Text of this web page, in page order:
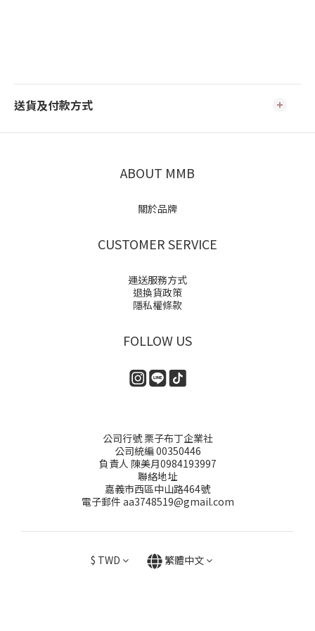
送貨及付款方式
ABOUT MMB
關於品牌
CUSTOMER SERVICE
運送服務方式
退換貨政策
隱私權條款
FOLLOW US
公司行號 栗子布丁企業社
公司統編 00350446
負責人 陳美月0984193997
聯絡地址
嘉義市西區中山路464號
電子郵件 aa3748519@gmail.com
$ TWD 繁體中文